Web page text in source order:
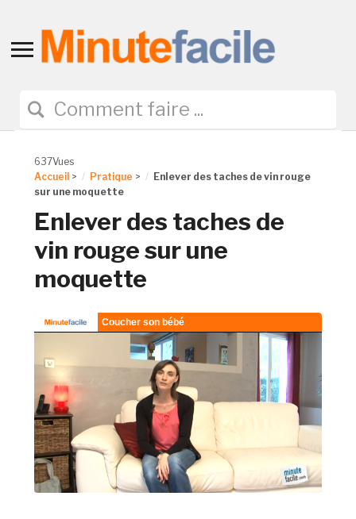
Toggle
navigation
637Vues
Accueil > Pratique >
Enlever des taches de vin rouge
sur une moquette
Enlever des taches de
vin rouge sur une
moquette